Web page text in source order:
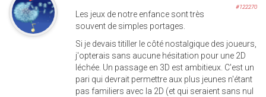
#122270
Les jeux de notre enfance sont très
souvent de simples portages.
Si je devais titiller le côté nostalgique des joueurs,
j'opterais sans aucune hésitation pour une 2D
léchée. Un passage en 3D est ambitieux. C'est un
pari qui devrait permettre aux plus jeunes n'étant
pas familiers avec la 2D (et qui seraient sans nul